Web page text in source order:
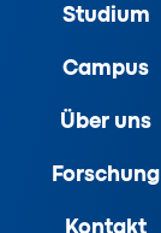
Studium
Campus
Über uns
Forschung
Kontakt